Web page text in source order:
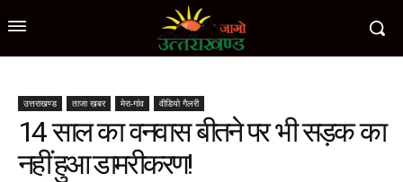
उत्तराखण्ड ताजा खबर मेरा-गांव वीडियो गैलरी
14 साल का वनवास बीतने पर भी सड़क का
नहीं हुआ डामरीकरण!